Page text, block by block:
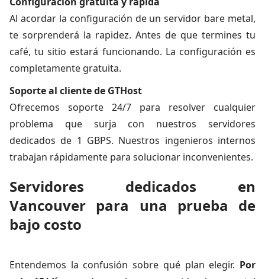
Al acordar la configuración de un servidor bare metal,
te sorprenderá la rapidez. Antes de que termines tu
café, tu sitio estará funcionando. La configuración es
completamente gratuita.
Soporte al cliente de GTHost
Ofrecemos soporte 24/7 para resolver cualquier
problema que surja con nuestros servidores
dedicados de 1 GBPS. Nuestros ingenieros internos
trabajan rápidamente para solucionar inconvenientes.
Servidores dedicados en
Vancouver para una prueba de
bajo costo
Entendemos la confusión sobre qué plan elegir. Por